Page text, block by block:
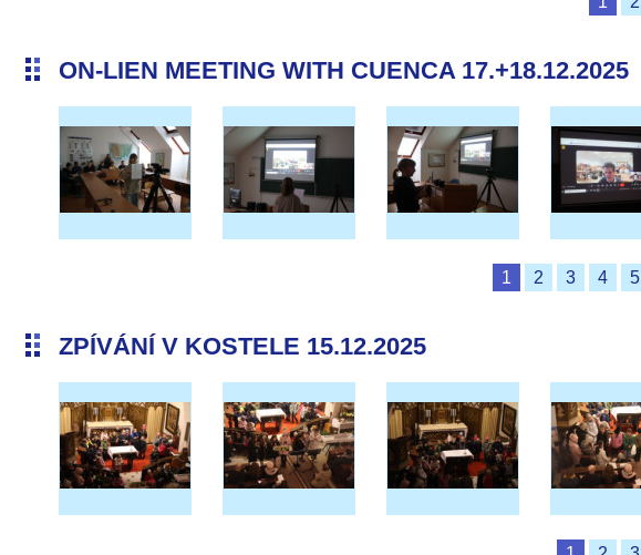
ON-LIEN MEETING WITH CUENCA 17.+18.12.2025
1 2 3 4 5
ZPÍVÁNÍ V KOSTELE 15.12.2025